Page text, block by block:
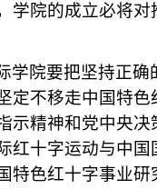
学院的成立必将
学院要把坚持正
定不移走中国特
示精神和党中央
红十字运动与中
特色红十字事业